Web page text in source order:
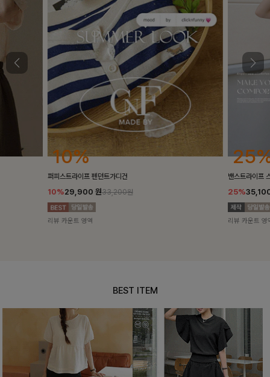
25%
밴스트라이프 스트링원피스
25%35,100 원46,800원
리뷰 카운트 영역
10%
[5천장돌파/
10%
리뷰 카운트 영
BEST ITEM